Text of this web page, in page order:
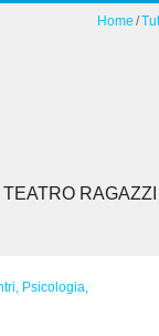
Home
TEATRO RAGAZZI
Psicologia,